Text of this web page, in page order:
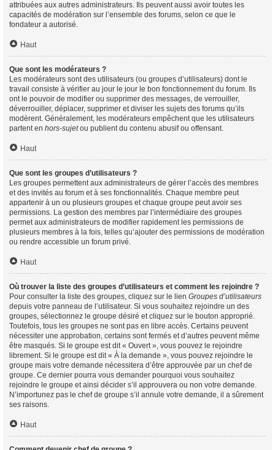
attribuées aux autres administrateurs. Ils peuvent aussi avoir toutes les
capacités de modération sur l’ensemble des forums, selon ce que le
fondateur a autorisé.
Haut
Que sont les modérateurs ?
Les modérateurs sont des utilisateurs (ou groupes d’utilisateurs) dont le
travail consiste à vérifier au jour le jour le bon fonctionnement du forum. Ils
ont le pouvoir de modifier ou supprimer des messages, de verrouiller,
déverrouiller, déplacer, supprimer et diviser les sujets des forums qu’ils
modèrent. Généralement, les modérateurs empêchent que les utilisateurs
partent en hors-sujetou publient du contenu abusif ou offensant.
Haut
Que sont les groupes d’utilisateurs ?
Les groupes permettent aux administrateurs de gérer l’accès des membres
et des invités au forum et à ses fonctionnalités. Chaque membre peut
appartenir à un ou plusieurs groupes et chaque groupe peut avoir ses
permissions. La gestion des membres par l’intermédiaire des groupes
permet aux administrateurs de modifier rapidement les permissions de
plusieurs membres à la fois, telles qu’ajouter des permissions de modération
ou rendre accessible un forum privé.
Haut
Où trouver la liste des groupes d’utilisateurs et comment les rejoindre ?
Pour consulter la liste des groupes, cliquez sur le lien Groupes d’utilisateurs
depuis votre panneau de l’utilisateur. Si vous souhaitez rejoindre un des
groupes, sélectionnez le groupe désiré et cliquez sur le bouton approprié.
Toutefois, tous les groupes ne sont pas en libre accès. Certains peuvent
nécessiter une approbation, certains sont fermés et d’autres peuvent même
être masqués. Si le groupe est dit « Ouvert », vous pouvez le rejoindre
librement. Si le groupe est dit « À la demande », vous pouvez rejoindre le
groupe mais votre demande nécessitera d’être approuvée par un chef de
groupe. Ce dernier pourra vous demander pourquoi vous souhaitez
rejoindre le groupe et ainsi décider s’il approuvera ou non votre demande.
N’importunez pas le chef de groupe s’il annule votre demande, il a sûrement
ses raisons.
Haut